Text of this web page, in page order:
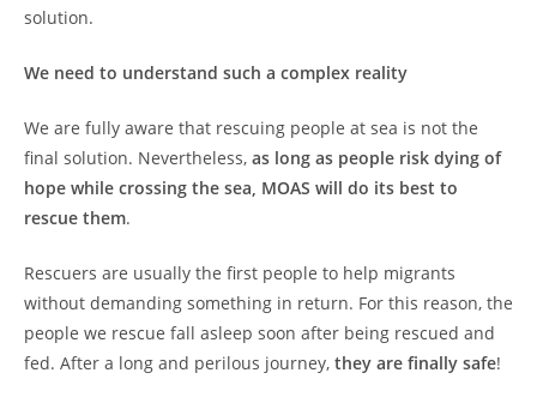
solution.
We need to understand such a complex reality
We are fully aware that rescuing people at sea is not the
final solution. Nevertheless, as long as people risk dying of
hope while crossing the sea, MOAS will do its best to
rescue them.
Rescuers are usually the first people to help migrants
without demanding something in return. For this reason, the
people we rescue fall asleep soon after being rescued and
fed. After a long and perilous journey, they are finally safe!